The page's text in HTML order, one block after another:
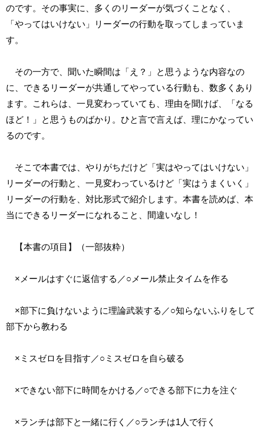
のです。その事実に、多くのリーダーが気づくことなく、
「やってはいけない」リーダーの行動を取ってしまっていま
す。
その一方で、聞いた瞬間は「え？」と思うような内容なの
に、できるリーダーが共通してやっている行動も、数多くあり
ます。これらは、一見変わっていても、理由を聞けば、「なる
ほど！」と思うものばかり。ひと言で言えば、理にかなってい
るのです。
そこで本書では、やりがちだけど「実はやってはいけない」
リーダーの行動と、一見変わっているけど「実はうまくいく」
リーダーの行動を、対比形式で紹介します。本書を読めば、本
当にできるリーダーになれること、間違いなし！
【本書の項目】（一部抜粋）
×メールはすぐに返信する／○メール禁止タイムを作る
×部下に負けないように理論武装する／○知らないふりをして
部下から教わる
×ミスゼロを目指す／○ミスゼロを自ら破る
×できない部下に時間をかける／○できる部下に力を注ぐ
×ランチは部下と一緒に行く／○ランチは1人で行く